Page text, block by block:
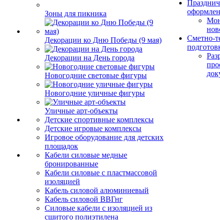
Зоны для пикника
Декорации ко Дню Победы (9 мая)
Декорации на День города
Новогодние световые фигуры
Новогодние уличные фигуры
Уличные арт-объекты
Детские спортивные комплексы
Детские игровые комплексы
Игровое оборудование для детских
площадок
Кабели силовые медные
бронированные
Кабели силовые с пластмассовой
изоляцией
Кабель силовой алюминиевый
Кабель силовой ВВГнг
Силовые кабели с изоляцией из
сшитого полиэтилена
Сметно-